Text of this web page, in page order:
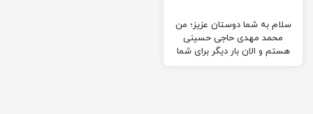
سلام به شما دوستان عزیز؛ من
محمد مهدی حاجی حسینی
هستم و الان بار دیگر برای شما